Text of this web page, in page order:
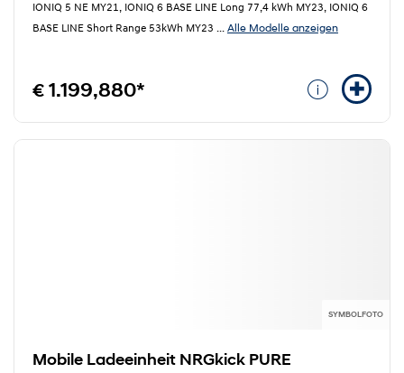
IONIQ 5 NE MY21, IONIQ 6 BASE LINE Long 77,4 kWh MY23, IONIQ 6
BASE LINE Short Range 53kWh MY23 ... Alle Modelle anzeigen
€ 1.199,880*
SYMBOLFOTO
Mobile Ladeeinheit NRGkick PURE